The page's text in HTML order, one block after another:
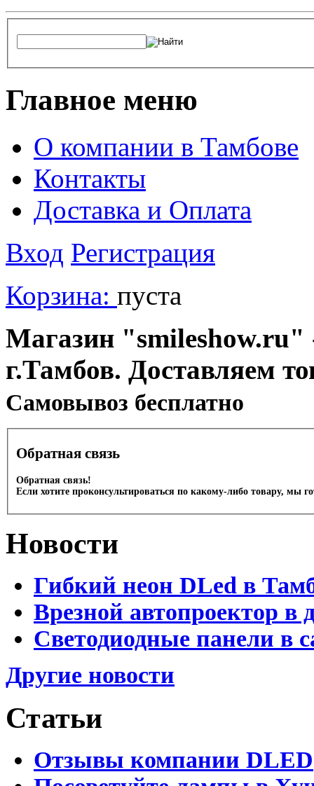
Главное меню
О компании в Тамбове
Контакты
Доставка и Оплата
Вход Регистрация
Корзина: пуста
Магазин "smileshow.ru"
г.Тамбов. Доставляем
Cамовывоз бесплатно
Обратная связь
Обратная связь!
Если хотите проконсультироваться по какому-либо товару, мы
Новости
Гибкий неон DLed в
Врезной автопроектор в
Светодиодные панели в
Другие новости
Статьи
Отзывы компании DLED